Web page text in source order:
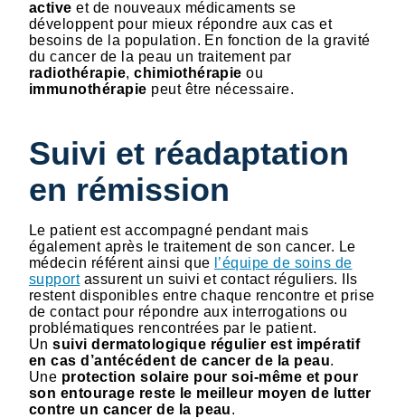
active et de nouveaux médicaments se
développent pour mieux répondre aux cas et
besoins de la population. En fonction de la gravité
du cancer de la peau un traitement par
radiothérapie,chimiothérapieou
immunothérapie peut être nécessaire.
Suivi et réadaptation
en rémission
Le patient est accompagné pendant mais
également après le traitement de son cancer. Le
médecin référent ainsi que l’équipe de soins de
supportassurent un suivi et contact réguliers. Ils
restent disponibles entre chaque rencontre et prise
de contact pour répondre aux interrogations ou
problématiques rencontrées par le patient.
Unsuivi dermatologique régulier est impératif
en cas d’antécédent de cancer de la peau.
Une protection solaire pour soi-même et pour
son entourage reste le meilleur moyen de lutter
contre un cancer de la peau.